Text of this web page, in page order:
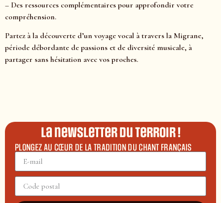
– Des ressources complémentaires pour approfondir votre
compréhension.
Partez à la découverte d’un voyage vocal à travers la Migrane,
période débordante de passions et de diversité musicale, à
partager sans hésitation avec vos proches.
La newsletter du terroir !
PLONGEZ AU CŒUR DE LA TRADITION DU CHANT FRANÇAIS